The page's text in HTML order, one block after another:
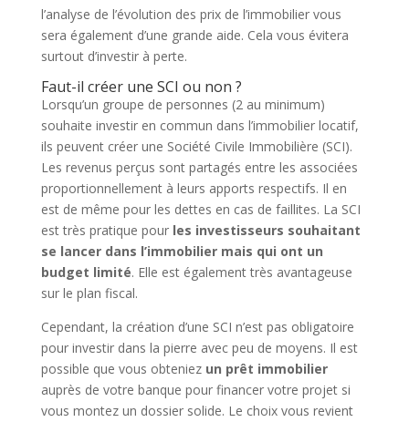
l’analyse de l’évolution des prix de l’immobilier vous
sera également d’une grande aide. Cela vous évitera
surtout d’investir à perte.
Faut-il créer une SCI ou non ?
Lorsqu’un groupe de personnes (2 au minimum)
souhaite investir en commun dans l’immobilier locatif,
ils peuvent créer une Société Civile Immobilière (SCI).
Les revenus perçus sont partagés entre les associées
proportionnellement à leurs apports respectifs. Il en
est de même pour les dettes en cas de faillites. La SCI
est très pratique pour les investisseurs souhaitant
se lancer dans l’immobilier mais qui ont un
budget limité. Elle est également très avantageuse
sur le plan fiscal.
Cependant, la création d’une SCI n’est pas obligatoire
pour investir dans la pierre avec peu de moyens. Il est
possible que vous obteniez un prêt immobilier
auprès de votre banque pour financer votre projet si
vous montez un dossier solide. Le choix vous revient